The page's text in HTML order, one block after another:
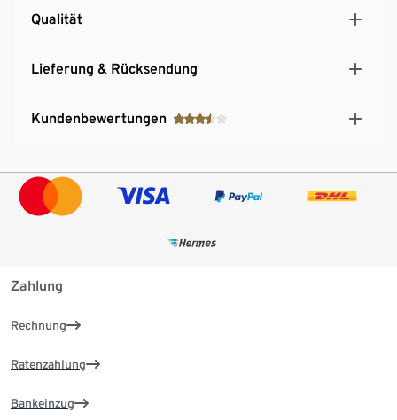
Qualität
Lieferung & Rücksendung
Kundenbewertungen
Zahlung
Rechnung
Ratenzahlung
Bankeinzug